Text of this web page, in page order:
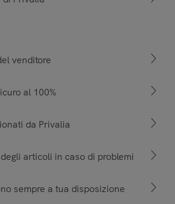
venditore
al 100%
da Privalia
articoli in caso di problemi
sempre a tua disposizione